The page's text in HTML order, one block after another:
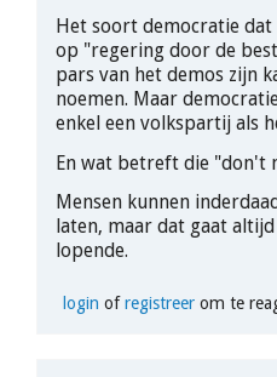
Het soort democratie
op "regering door de
pars van het demos zijn
noemen. Maar
enkel een volkspartij als
En wat betreft die "don't
Mensen kunnen
laten, maar dat gaat
lopende.
login ofregistreerom te